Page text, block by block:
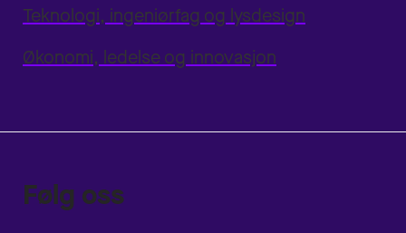
Teknologi, ingeniørfag og lysdesign
Økonomi, ledelse og innovasjon
Følg oss